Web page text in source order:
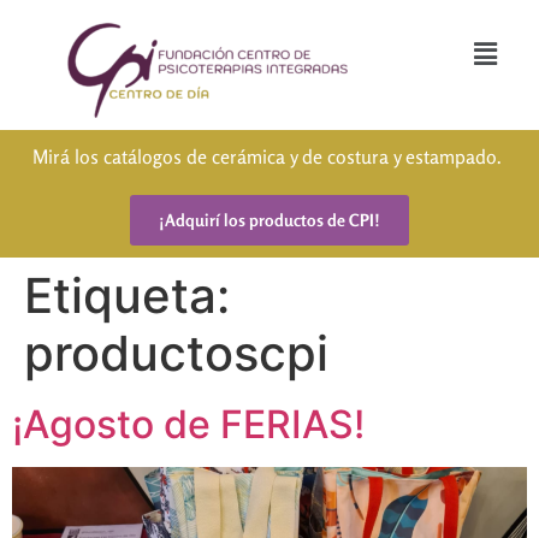
Mirá los catálogos de cerámica y de costura y estampado.
¡Adquirí los productos de CPI!
Etiqueta:
productoscpi
¡Agosto de FERIAS!